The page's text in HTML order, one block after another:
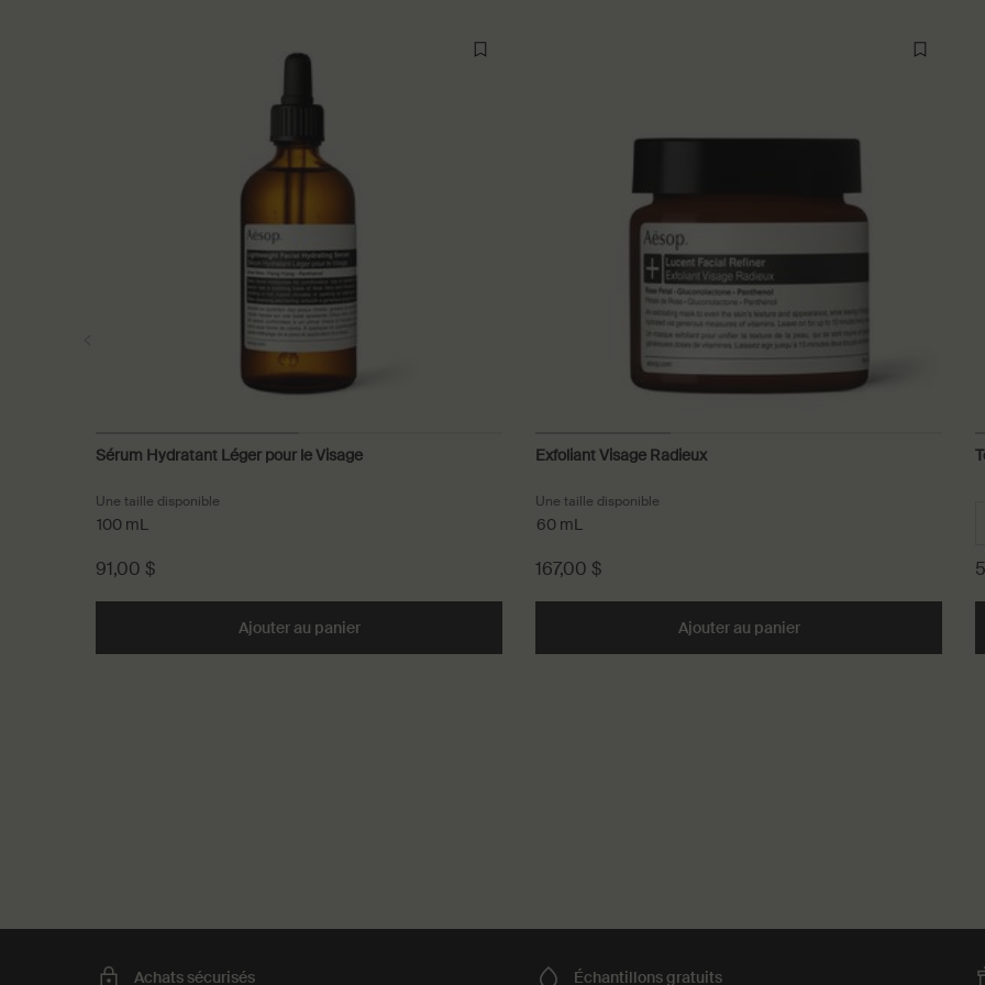
Sérum Hydratant Léger pour le Visage
Une taille disponible
100 mL
91,00 $
Ajouter au panierAdd the Sérum Hydratant Léger pour le Visage to cart
Exfoliant Visage Radieux
Une taille disponible
60 mL
167,00 $
Ajouter au panierAdd the Exfoliant Visage
Achats sécurisés Échantillonsgratuits